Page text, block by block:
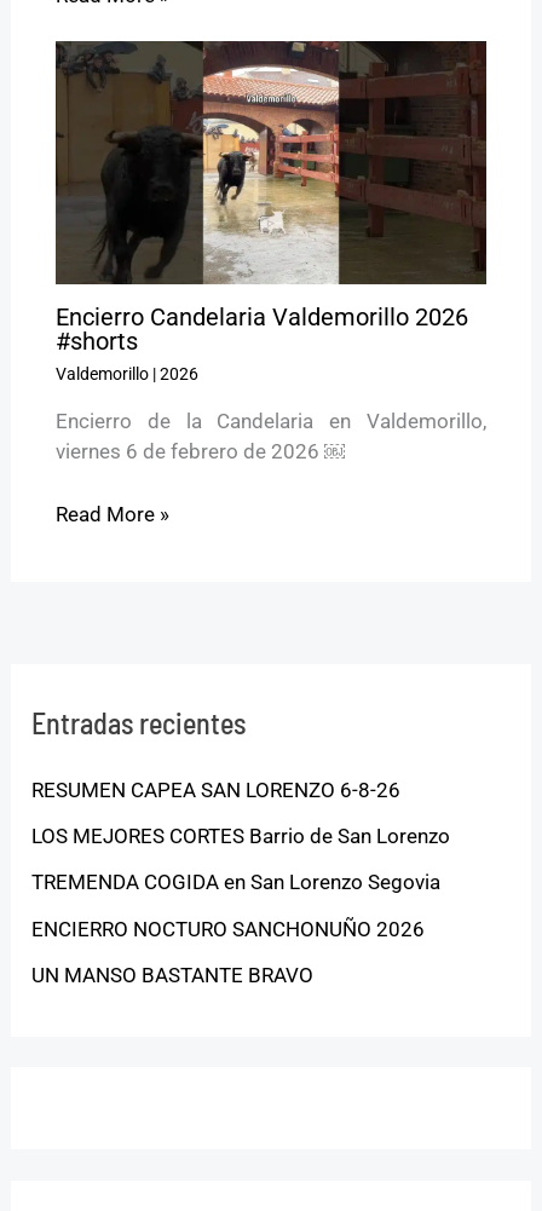
Encierro Candelaria Valdemorillo 2026
#shorts
Valdemorillo|2026
Encierro de la Candelaria en Valdemorillo,
viernes 6 de febrero de 2026 ￼
Read More »
Entradas recientes
RESUMEN CAPEA SAN LORENZO 6-8-26
LOS MEJORES CORTES Barrio de San Lorenzo
TREMENDA COGIDA en San Lorenzo Segovia
ENCIERRO NOCTURO SANCHONUÑO 2026
UN MANSO BASTANTE BRAVO